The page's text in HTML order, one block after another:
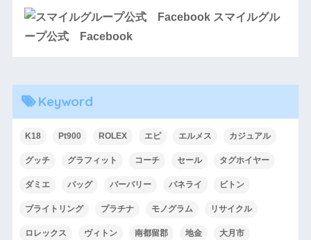
スマイルグル
ープ公式 Facebook
Keyword
K18 Pt900 ROLEX エピ エルメス カジュアル
グッチ グラフィット コーチ セール タグホイヤー
ダミエ バッグ バーバリー パネライ ビトン
ブライトリング プラチナ モノグラム リサイクル
ロレックス ヴィトン 南都留郡 地金 大月市